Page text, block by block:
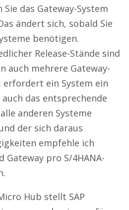
das Gateway-System
ändert sich, sobald Sie
benötigen.
Release-Stände sind
auch mehrere Gateway-
erfordert ein System ein
das entsprechende
anderen Systeme
der sich daraus
empfehle ich
Gateway pro S/4HANA-
Hub stellt SAP